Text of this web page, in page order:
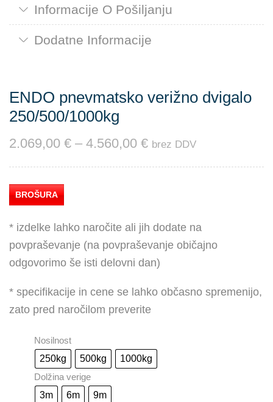
Informacije O Pošiljanju
Dodatne Informacije
ENDO pnevmatsko verižno dvigalo
250/500/1000kg
2.069,00 € – 4.560,00 € brez DDV
BROŠURA
* izdelke lahko naročite ali jih dodate na
povpraševanje (na povpraševanje običajno
odgovorimo še isti delovni dan)
* specifikacije in cene se lahko občasno spremenijo,
zato pred naročilom preverite
Nosilnost
250kg 500kg 1000kg
Dolžina verige
3m 6m 9m